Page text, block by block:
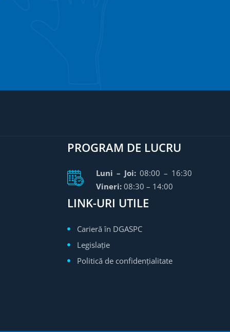
PROGRAM DE LUCRU
Luni – Joi:08:00 – 16:30
Vineri:08:30 – 14:00
LINK-URI UTILE
Carieră în DGASPC
Legislație
Politică de confidențialitate